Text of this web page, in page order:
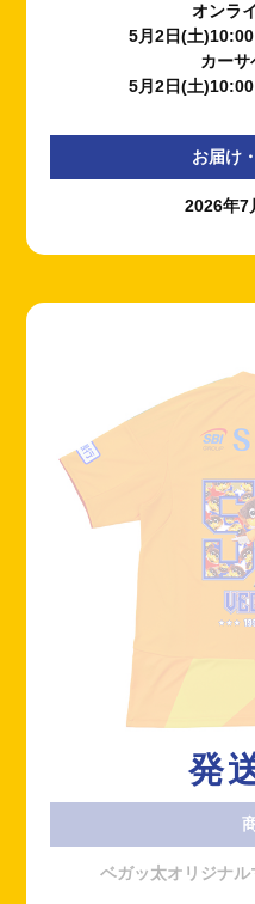
オンラ
5月2日(土
カーサ
5月2日(土
お届け
2026年7
ベガッ太オリジナ
発